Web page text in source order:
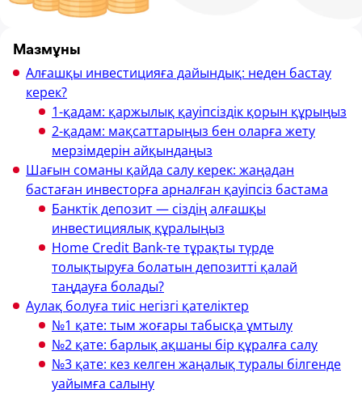
Мазмұны
Алғашқы инвестицияға дайындық: неден бастау
керек?
1-қадам: қаржылық қауіпсіздік қорын құрыңыз
2-қадам: мақсаттарыңыз бен оларға жету
мерзімдерін айқындаңыз
Шағын соманы қайда салу керек: жаңадан
бастаған инвесторға арналған қауіпсіз бастама
Банктік депозит — сіздің алғашқы
инвестициялық құралыңыз
Home Credit Bank-те тұрақты түрде
толықтыруға болатын депозитті қалай
таңдауға болады?
Аулақ болуға тиіс негізгі қателіктер
№1 қате: тым жоғары табысқа ұмтылу
№2 қате: барлық ақшаны бір құралға салу
№3 қате: кез келген жаңалық туралы білгенде
уайымға салыну